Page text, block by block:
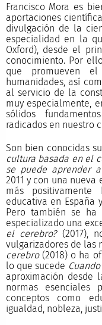
Francisco Mora es
aportaciones
divulgación de la
especialidad en la
Oxford), desde el
conocimiento. Por
que promueven
humanidades, así
al servicio de la
muy especialmente,
sólidos
radicados en nuestro
Son bien conocidas
cultura basada en el
se puede aprender
2011 y con una nueva
más
educativa en España
Pero también se
especializado una
el cerebro? (2017),
vulgarizadores de las
cerebro (2018) o ha
lo que sucede
aproximación desde
normas
conceptos como
igualdad, nobleza,